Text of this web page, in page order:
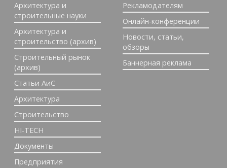
Архитектура и
строительные науки
Архитектура и
строительство (архив)
Строительный рынок
(архив)
Статьи АиС
Архитектура
Строительство
HI-TECH
Документы
Предприятия
Рекламодателям
Онлайн-конференции
Новости, статьи,
обзоры
Баннерная реклама